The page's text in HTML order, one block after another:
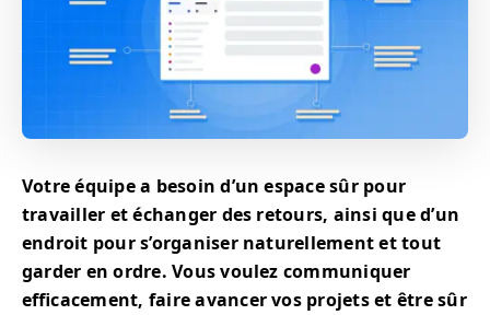
Votre équipe a besoin d’un espace sûr pour
travailler et échanger des retours, ainsi que d’un
endroit pour s’organiser naturellement et tout
garder en ordre. Vous voulez communiquer
efficacement, faire avancer vos projets et être sûr